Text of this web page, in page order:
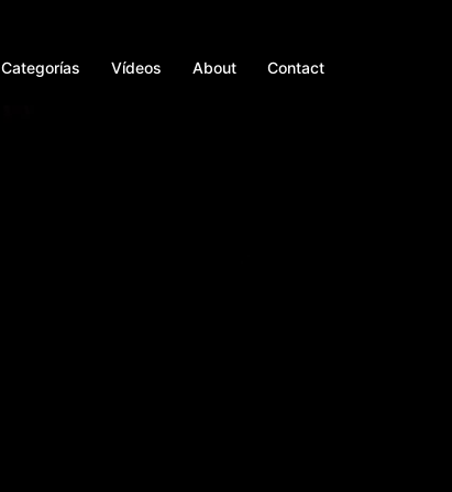
Categorías Vídeos About Contact